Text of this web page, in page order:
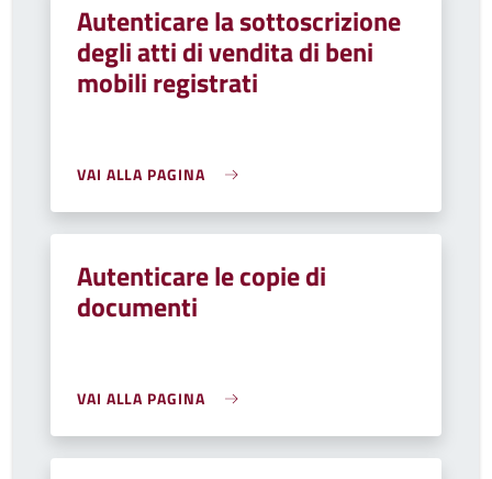
Autenticare la sottoscrizione
degli atti di vendita di beni
mobili registrati
VAI ALLA PAGINA
Autenticare le copie di
documenti
VAI ALLA PAGINA